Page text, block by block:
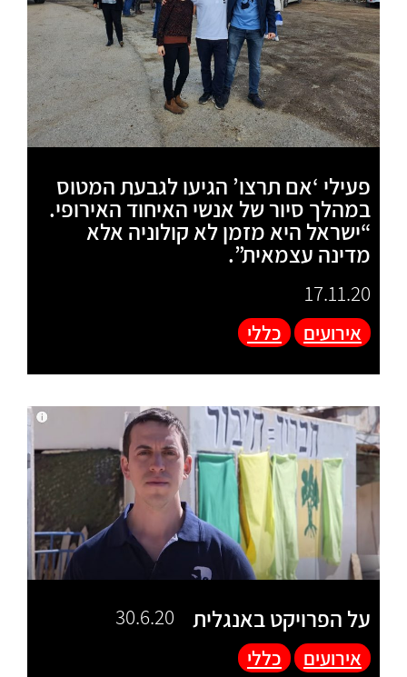
פעילי ‘אם תרצו’ הגיעו לגבעת המטוס
במהלך סיור של אנשי האיחוד האירופי.
“ישראל היא מזמן לא קולוניה אלא
מדינה עצמאית”.
17.11.20
אירועים כללי
על הפרויקט באנגלית 30.6.20
אירועים כללי